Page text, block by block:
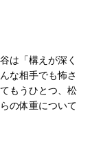
は「構えが深く
な相手でも怖さ
もうひとつ、松
の体重について